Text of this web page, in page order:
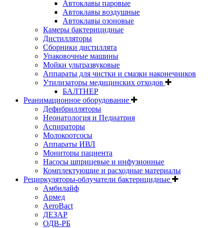
Автоклавы паровые
Автоклавы воздушные
Автоклавы озоновые
Камеры бактерицидные
Дистилляторы
Сборники дистиллята
Упаковочные машины
Мойки ультразвуковые
Аппараты для чистки и смазки наконечников
Утилизаторы медицинских отходов
БАЛТНЕР
Реанимационное оборудование
Дефибрилляторы
Неонатология и Педиатрия
Аспираторы
Молокоотсосы
Аппараты ИВЛ
Мониторы пациента
Насосы шприцевые и инфузионные
Комплектующие и расходные материалы
Рециркуляторы-облучатели бактерицидные
Амбилайф
Армед
AeroBact
ДЕЗАР
ОДВ-РБ